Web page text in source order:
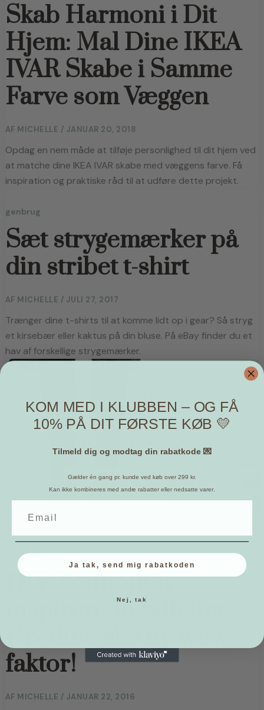
Skab Harmoni i Dit
Hjem: Mal Dine IKEA
IVAR Skabe i Samme
Farve som Væggen
AF MICHELLE / JANUAR 20, 2018
Opdag en nem måde at tilføje personlighed til dit hjem ved
at matche dine IKEA IVAR skabe med væggens farve. Få
inspiration og praktiske råd til at udføre dette projekt.
genbrug
Sæt strygemærker på
din stribet t-shirt
AF MICHELLE / JULI 27, 2017
Trænger dine t-shirts til at komme lidt op i gear? Så stryg
et kirsebær eller kaktus på din bluse. På eBay finder du et
hav af forskellige strygemærker.
blandet
DIY: Louboutin-
inspirerede Stiletter –
Giv dine sko ny wow-
faktor!
AF MICHELLE / JANUAR 22, 2016
KOM MED I KLUBBEN – OG FÅ
10% PÅ DIT FØRSTE KØB 💛
Tilmeld dig og modtag din rabatkode 💌
Gælder én gang pr. kunde ved køb over 299 kr.
Kan ikke kombineres med andre rabatter eller nedsatte varer.
Ja tak, send mig rabatkoden
Nej, tak